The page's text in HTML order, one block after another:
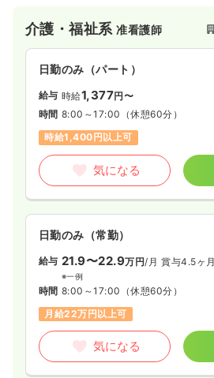
介護・福祉系准看護師
日勤のみ（パート）
給与 時給1,377円〜
時間 8:00～17:00 （休憩60分）
時給1,400円以上可
気になる
日勤のみ（常勤）
給与 21.9〜22.9万円/月 賞与4.5ヶ月
※一例
時間 8:00～17:00 （休憩60分）
月給22万円以上可
気になる